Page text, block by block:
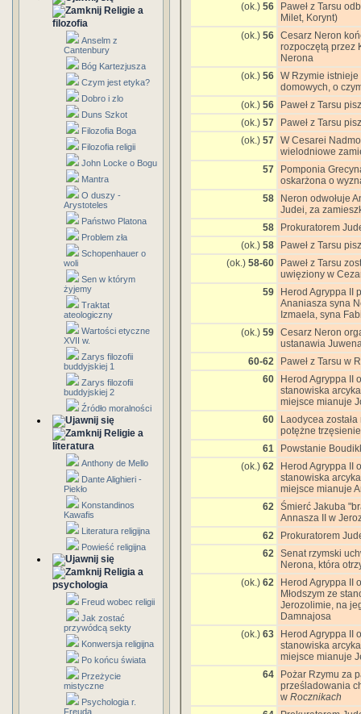
Religie a
filozofia
Anselm z
Cantenbury
Bóg Kartezjusza
Czym jest etyka?
Dobro i zlo
Duns Szkot
Filozofia Boga
Filozofia religii
John Locke o Bogu
Mantra
O duszy -
Arystoteles
Państwo Platona
Problem zła
Schopenhauer o
woli
Sen w którym
żyjemy
Traktat
ateologiczny
Wartości etyczne
XVII w.
Zarys filozofii
buddyjskiej 1
Zarys filozofii
buddyjskiej 2
Źródło moralności
Religie a
literatura
Anthony de Mello
Dante Alighieri -
Piekło
Konstandinos
Kawafis
Literatura religijna
Powieść religijna
Religia a
psychologia
Freud wobec religii
Jak zostać
przywódcą sekty
Konwersja religijna
Po końcu świata
Przeżycie
mistyczne
Psychologia r.
Freuda
(ok.) 56
Paweł z Tarsu
Milet, Korynt)
(ok.) 56 Cesarz Neron
rozpoczętą przez
Nerona
(ok.) 56 W Rzymie
domowych, o
(ok.) 56
Paweł z Tarsu
(ok.) 57
Paweł z Tarsu
(ok.) 57 W Cesarei
wielodniowe
57
Pomponia
oskarżona o
58
Neron odwołuje
Judei, za
58
Prokuratorem
(ok.) 58
Paweł z Tarsu
(ok.) 58-60
Paweł z Tarsu
uwięziony w
59
Herod Agryppa II
Ananiasza syna
Izmaela, syna
(ok.) 59 Cesarz Neron
ustanawia
60-62
Paweł z Tarsu w
60
Herod Agryppa II
stanowiska
miejsce mianuje
60
Laodycea
potężne
61
Powstanie
(ok.) 62
Herod Agryppa II
stanowiska
miejsce mianuje
62 Śmierć Jakuba
Annasza II w
62
Prokuratorem
62 Senat rzymski
Nerona, która
(ok.) 62
Herod Agryppa II
Młodszym ze
Jerozolimie, na
Damnajosa
(ok.) 63
Herod Agryppa II
stanowiska
miejsce mianuje
64
Pożar Rzymu za
prześladowania
w Rocznikach